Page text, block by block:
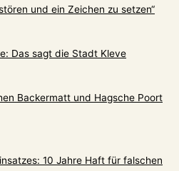
und ein Zeichen zu setzen“
Das sagt die Stadt Kleve
Backermatt und Hagsche Poort
10 Jahre Haft für falschen